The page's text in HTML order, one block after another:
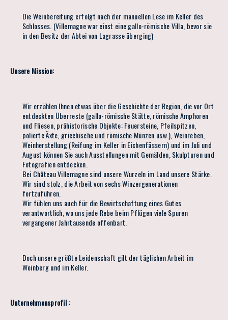
Die Weinbereitung erfolgt nach der manuellen Lese im Keller des
Schlosses. (Villemagne war einst eine gallo-römische Villa, bevor sie
in den Besitz der Abtei von Lagrasse überging)
Unsere Mission:
Wir erzählen Ihnen etwas über die Geschichte der Region, die vor Ort
entdeckten Überreste (gallo-römische Stätte, römische Amphoren
und Fliesen, prähistorische Objekte: Feuersteine, Pfeilspitzen,
polierte Äxte, griechische und römische Münzen usw.), Weinreben,
Weinherstellung (Reifung im Keller in Eichenfässern) und im Juli und
August können Sie auch Ausstellungen mit Gemälden, Skulpturen und
Fotografien entdecken.
Bei Château Villemagne sind unsere Wurzeln im Land unsere Stärke.
Wir sind stolz, die Arbeit von sechs Winzergenerationen
fortzuführen.
Wir fühlen uns auch für die Bewirtschaftung eines Gutes
verantwortlich, wo uns jede Rebe beim Pflügen viele Spuren
vergangener Jahrtausende offenbart.
Doch unsere größte Leidenschaft gilt der täglichen Arbeit im
Weinberg und im Keller.
Unternehmensprofil :